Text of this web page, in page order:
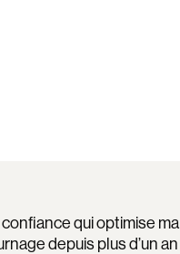
qui optimise ma
depuis plus d’un an